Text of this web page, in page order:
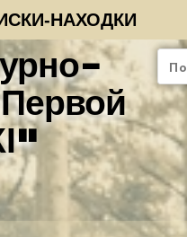
НАХОДКИ